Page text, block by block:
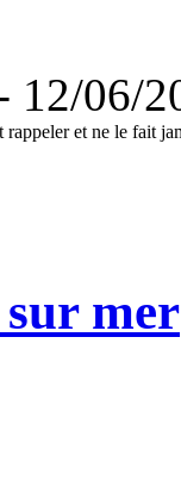
12/06/
et ne le fait
sur mer